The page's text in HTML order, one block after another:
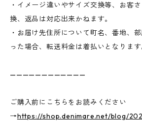
・イメージ違いやサイズ交換等、お客
換、返品は対応出来かねます。
・お届け先住所について町名、番地、
った場合、転送料金は着払いとなります
————————————
ご購入前にこちらをお読みください
→https://shop.denimare.net/blog/